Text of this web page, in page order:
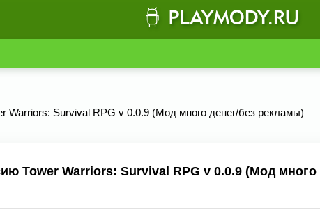
Warriors: Survival RPG v 0.0.9 (Мод много денег/без рекламы)
Tower Warriors: Survival RPG v 0.0.9 (Мод много